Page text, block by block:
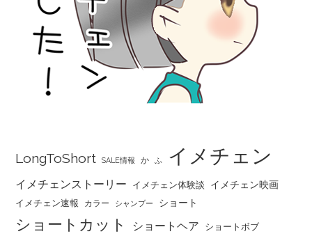
LongToShort SALE情報 か ふ イメチェン
イメチェンストーリー イメチェン体験談 イメチェン映画
イメチェン速報 カラー シャンプー ショート
ショートカット ショートヘア ショートボブ